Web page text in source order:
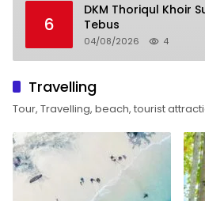
6
DKM Thoriqul Khoir
Tebus
04/08/2026 4
Travelling
Tour, Travelling, beach, tourist